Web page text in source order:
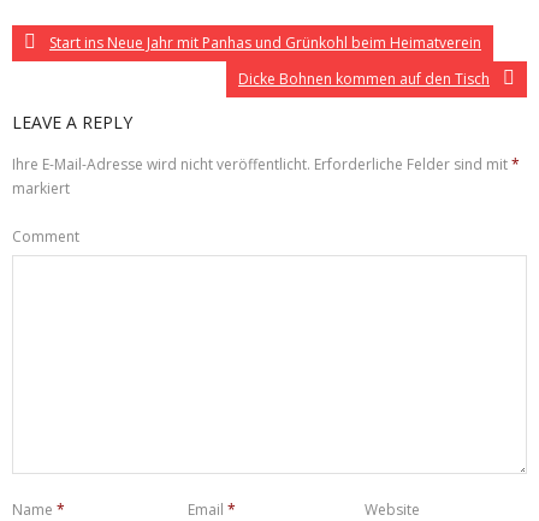
Start ins Neue Jahr mit Panhas und Grünkohl beim Heimatverein
Dicke Bohnen kommen auf den Tisch
LEAVE A REPLY
Ihre E-Mail-Adresse wird nicht veröffentlicht. Erforderliche Felder sind mit*
markiert
Comment
Name * Email* Website